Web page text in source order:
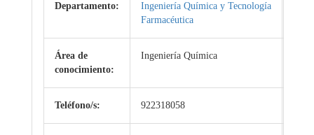
Departamento:
Ingeniería Química y Tecnología
Farmacéutica
Área de
conocimiento:
Ingeniería Química
Teléfono/s: 922318058